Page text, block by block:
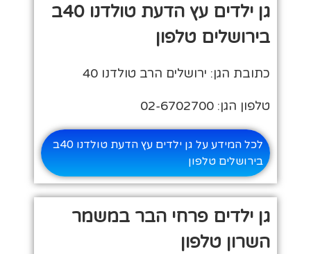
גן ילדים עץ הדעת טולדנו 40ב
בירושלים טלפון
כתובת הגן: ירושלים הרב טולדנו 40
טלפון הגן: 02-6702700
לכל המידע על גן ילדים עץ הדעת טולדנו 40ב
בירושלים טלפון
גן ילדים פרחי הבר במשמר
השרון טלפון